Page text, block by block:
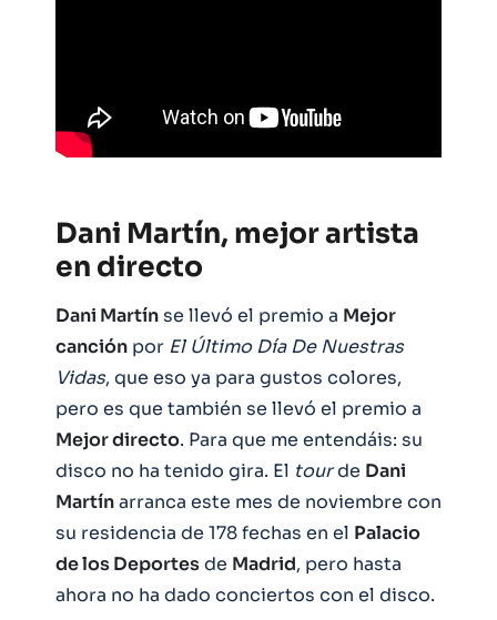
Dani Martín, mejor artista
en directo
Dani Martínse llevó el premio a Mejor
canción por El Último Día De Nuestras
Vidas, que eso ya para gustos colores,
pero es que también se llevó el premio a
Mejor directo. Para que me entendáis: su
disco no ha tenido gira. El tourde Dani
Martínarranca este mes de noviembre con
su residencia de 178 fechas en el Palacio
de los Deportesde Madrid, pero hasta
ahora no ha dado conciertos con el disco.